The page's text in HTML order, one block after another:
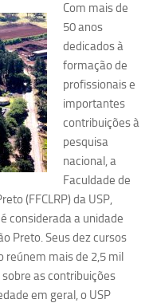
CienArtES
em Tecnologia e Informação
Vulneráveis
Pública
Centro de Estudos em Gestão
Com mais de
50 anos
dedicados à
formação de
profissionais e
importantes
contribuições à
pesquisa
nacional, a
Faculdade de
(FFCLRP) da USP,
considerada a unidade
Preto. Seus dez cursos
reúnem mais de 2,5 mil
as contribuições
em geral, o USP